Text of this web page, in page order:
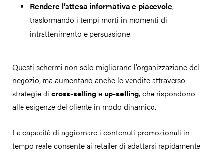
Rendere l’attesa informativa e piacevole,
trasformando i tempi morti in momenti di
intrattenimento e persuasione.
Questi schermi non solo migliorano l’organizzazione del
negozio, ma aumentano anche le vendite attraverso
strategie di cross-sellinge up-selling, che rispondono
alle esigenze del cliente in modo dinamico.
La capacità di aggiornare i contenuti promozionali in
tempo reale consente ai retailer di adattarsi rapidamente